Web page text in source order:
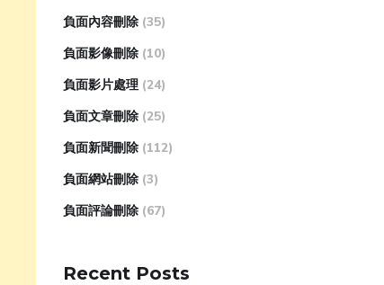
負面內容刪除 (35)
負面影像刪除 (10)
負面影片處理 (24)
負面文章刪除 (25)
負面新聞刪除 (112)
負面網站刪除 (3)
負面評論刪除 (67)
Recent Posts